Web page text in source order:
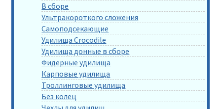
В сборе
Ультракороткого сложения
Самоподсекающие
Удилища Crocodile
Удилища донные в сборе
Фидерные удилища
Карповые удилища
Троллинговые удилища
Без колец